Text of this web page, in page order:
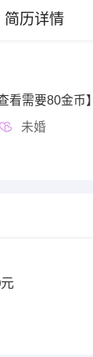
简历详情
看需要80金币】
未婚